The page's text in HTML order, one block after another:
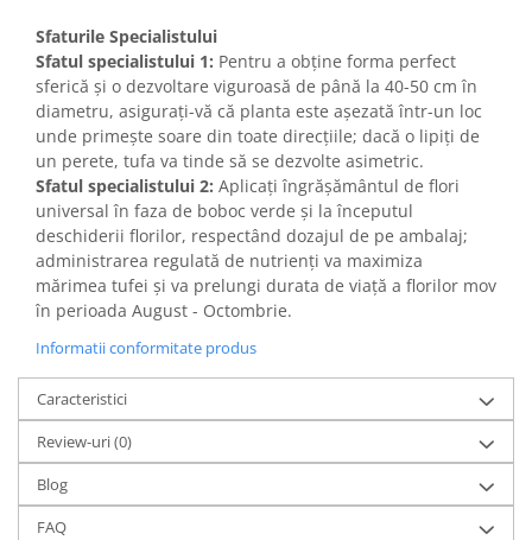
Sfaturile Specialistului
Sfatul specialistului 1: Pentru a obține forma perfect
sferică și o dezvoltare viguroasă de până la 40-50 cm în
diametru, asigurați-vă că planta este așezată într-un loc
unde primește soare din toate direcțiile; dacă o lipiți de
un perete, tufa va tinde să se dezvolte asimetric.
Sfatul specialistului 2: Aplicați îngrășământul de flori
universal în faza de boboc verde și la începutul
deschiderii florilor, respectând dozajul de pe ambalaj;
administrarea regulată de nutrienți va maximiza
mărimea tufei și va prelungi durata de viață a florilor mov
în perioada August - Octombrie.
Informatii conformitate produs
Caracteristici
Review-uri(0)
Blog
FAQ